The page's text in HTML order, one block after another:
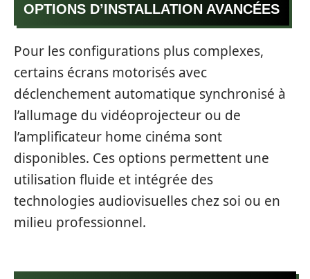
OPTIONS D’INSTALLATION AVANCÉES
Pour les configurations plus complexes,
certains écrans motorisés avec
déclenchement automatique synchronisé à
l’allumage du vidéoprojecteur ou de
l’amplificateur home cinéma sont
disponibles. Ces options permettent une
utilisation fluide et intégrée des
technologies audiovisuelles chez soi ou en
milieu professionnel.